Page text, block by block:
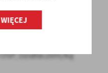
na
Działaczem/ką